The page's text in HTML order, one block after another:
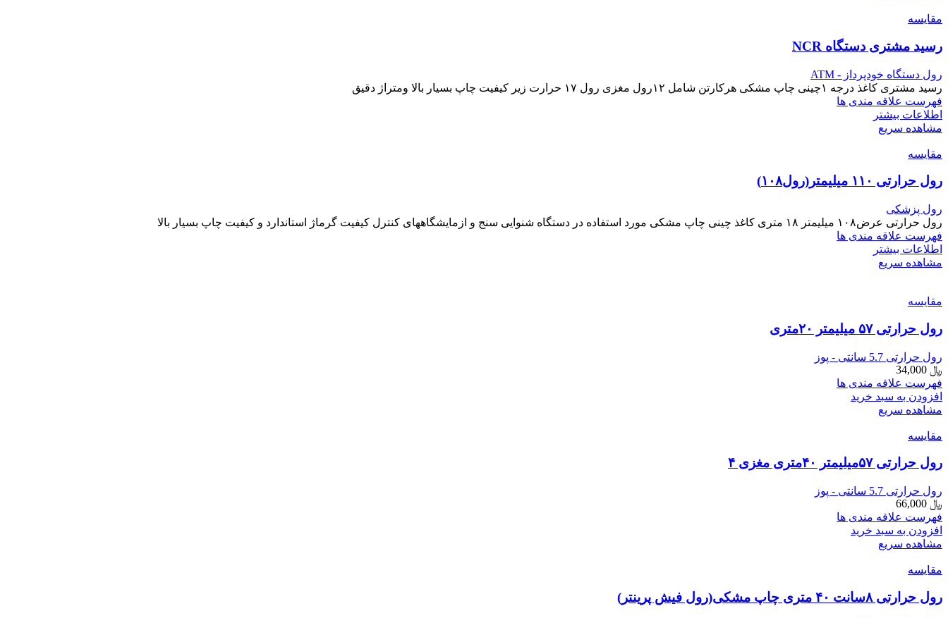
مقایسه
رسید مشتری دستگاه NCR
رول دستگاه خودپرداز - ATM
رسید مشتری کاغذ درجه ۱چینی چاپ مشکی هرکارتن شامل ۱۲رول مغزی رول ۱۷ حرارت زیر کیفیت چاپ بسیار بالا و‌متراژ دقیق
فهرست علاقه مندی ها
اطلاعات بیشتر
مشاهده سریع
مقایسه
رول حرارتی ۱۱۰ میلیمتر(رول۱۰۸)
رول پزشکی
رول حرارتی عرض۱۰۸ میلیمتر ۱۸ متری کاغذ چینی چاپ مشکی مورد استفاده در دستگاه شنوایی سنج و ازمایشگاههای کنترل کیفیت گرماژ استاندارد و کیفیت چاپ بسیار بالا
فهرست علاقه مندی ها
اطلاعات بیشتر
مشاهده سریع
مقایسه
رول حرارتی ۵۷ میلیمتر ۲۰متری
رول حرارتی 5.7 سانتی - پوز
﷼
فهرست علاقه مندی ها
افزودن به سبد خرید
مشاهده سریع
مقایسه
رول حرارتی ۵۷میلیمتر ۴۰متری مغزی ۴
رول حرارتی 5.7 سانتی - پوز
﷼
فهرست علاقه مندی ها
افزودن به سبد خرید
مشاهده سریع
مقایسه
رول حرارتی ۸سانت ۴۰ متری چاپ مشکی(رول فیش پرینتر)